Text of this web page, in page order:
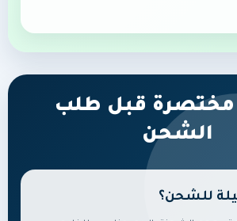
مختصرة قبل طلب
الشحن
للشحن؟